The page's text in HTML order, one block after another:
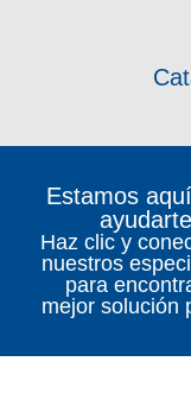
Estamos
ayudarte
Haz clic y
nuestros
para
mejor solución